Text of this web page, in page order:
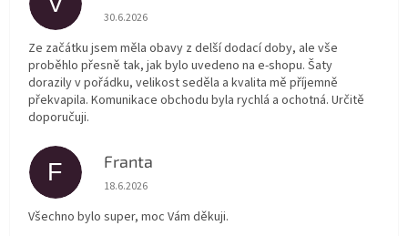
Hodnocení obchodu je 5 z 5 hvězdiček.
30.6.2026
Ze začátku jsem měla obavy z delší dodací doby, ale vše
proběhlo přesně tak, jak bylo uvedeno na e-shopu. Šaty
dorazily v pořádku, velikost seděla a kvalita mě příjemně
překvapila. Komunikace obchodu byla rychlá a ochotná. Určitě
doporučuji.
F Franta
Hodnocení obchodu je 5 z 5 hvězdiček.
18.6.2026
Všechno bylo super, moc Vám děkuji.